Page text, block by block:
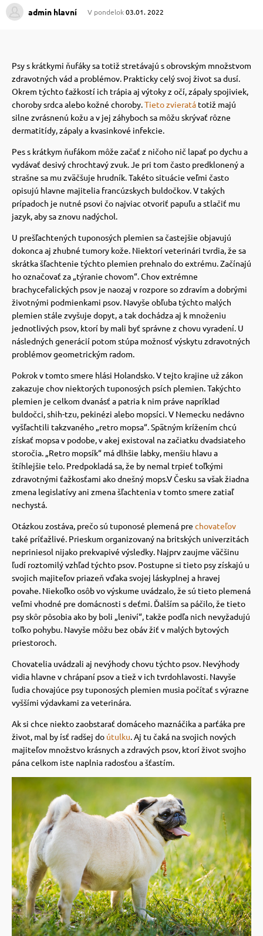
psov
psov
psov
a ohlávky
psov
so psom
poukazy
mačky
a pelechy
mačky
mačky
mačky
podložky
poukazy
vitamíny
admin hlavní V pondelok03.01. 2022
Psy s krátkymi ňufáky sa totiž stretávajú s obrovským množstvom
zdravotných vád a problémov. Prakticky celý svoj život sa dusí.
Okrem týchto ťažkostí ich trápia aj výtoky z očí, zápaly spojiviek,
choroby srdca alebo kožné choroby.Tieto zvieratá totiž majú
silne zvrásnenú kožu a v jej záhyboch sa môžu skrývať rôzne
dermatitídy, zápaly a kvasinkové infekcie.
Pes s krátkym ňufákom môže začať z ničoho nič lapať po dychu a
vydávať desivý chrochtavý zvuk.Je pri tom často predklonený a
strašne sa mu zväčšuje hrudník.Takéto situácie veľmi často
opisujú hlavne majitelia francúzskych buldočkov.V takých
prípadoch je nutné psovi čo najviac otvoriť papuľu a stlačiť mu
jazyk, aby sa znovu nadýchol.
U prešľachtených tuponosých plemien sa častejšie objavujú
dokonca aj zhubné tumory kože. Niektorí veterinári tvrdia, že sa
skrátka šľachtenie týchto plemien prehnalo do extrému.Začínajú
ho označovať za „týranie chovom“.Chov extrémne
brachycefalických psov je naozaj v rozpore so zdravím a dobrými
životnými podmienkami psov. Navyše obľuba týchto malých
plemien stále zvyšuje dopyt, a tak dochádza aj k množeniu
jednotlivých psov, ktorí by mali byť správne z chovu vyradení. U
následných generácií potom stúpa možnosť výskytu zdravotných
problémov geometrickým radom.
Pokrok v tomto smere hlási Holandsko.V tejto krajine už zákon
zakazuje chov niektorých tuponosých psích plemien.Takýchto
plemien je celkom dvanásť a patria k nim práve napríklad
buldočci, shih-tzu, pekinézi alebo mopsíci.V Nemecku nedávno
vyšľachtili takzvaného „retro mopsa“.Spätným krížením chcú
získať mopsa v podobe, v akej existoval na začiatku dvadsiateho
storočia. „Retro mopsík“ má dlhšie labky, menšiu hlavu a
štíhlejšie telo. Predpokladá sa, že by nemal trpieť toľkými
zdravotnými ťažkosťami ako dnešný mops.V Česku sa však žiadna
zmena legislatívy ani zmena šľachtenia v tomto smere zatiaľ
nechystá.
Otázkou zostáva, prečo sú tuponosé plemená pre chovateľov
také príťažlivé. Prieskum organizovaný na britských univerzitách
nepriniesol nijako prekvapivé výsledky. Najprv zaujme väčšinu
ľudí roztomilý vzhľad týchto psov. Postupne si tieto psy získajú u
svojich majiteľov priazeň vďaka svojej láskyplnej a hravej
povahe. Niekoľko osôb vo výskume uvádzalo, že sú tieto plemená
veľmi vhodné pre domácnosti s deťmi. Ďalším sa páčilo, že tieto
psy skôr pôsobia ako by boli „leniví“, takže podľa nich nevyžadujú
toľko pohybu. Navyše môžu bez obáv žiť v malých bytových
priestoroch.
Chovatelia uvádzali aj nevýhody chovu týchto psov. Nevýhody
vidia hlavne v chrápaní psov a tiež v ich tvrdohlavosti. Navyše
ľudia chovajúce psy tuponosých plemien musia počítať s výrazne
vyššími výdavkami za veterinára.
Ak si chce niekto zaobstarať domáceho maznáčika a parťáka pre
život, mal by ísť radšej do útulku.Aj tu čaká na svojich nových
majiteľov množstvo krásnych a zdravých psov, ktorí život svojho
pána celkom iste naplnia radosťou a šťastím.